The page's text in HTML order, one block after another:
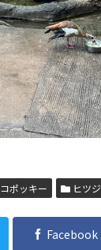
コポッキー ヒツジ
Facebook